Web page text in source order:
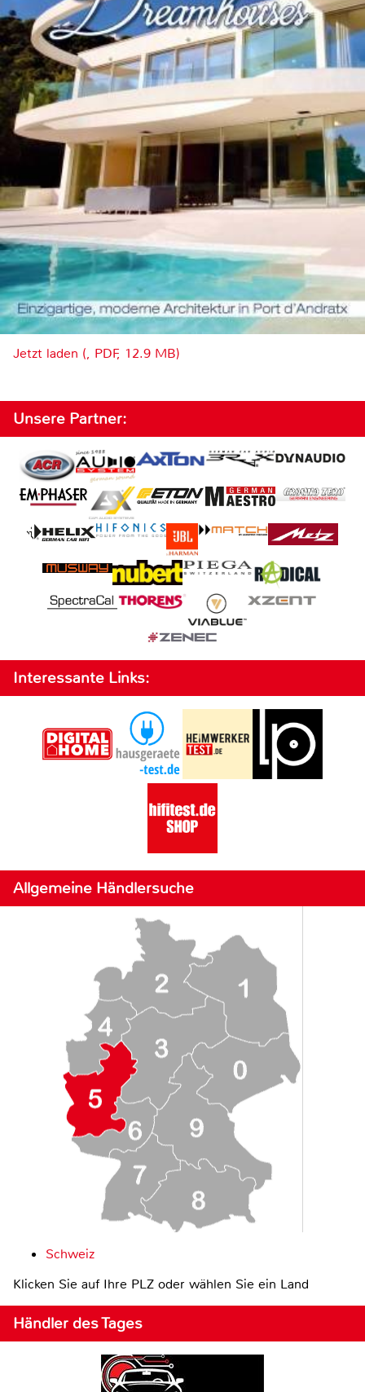
Jetzt laden (, PDF, 12.9 MB)
Unsere Partner:
Interessante Links:
Allgemeine Händlersuche
Schweiz
Klicken Sie auf Ihre PLZ oder wählen Sie ein Land
Händler des Tages